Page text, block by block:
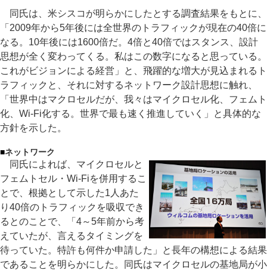
同氏は、米シスコが明らかにしたとする調査結果をもとに、
「2009年から5年後には全世界のトラフィックが現在の40倍に
なる。10年後には1600倍だ。4倍と40倍ではスタンス、設計
思想が全く変わってくる。私はこの数字になると思っている。
これがビジョンによる経営」と、飛躍的な増大が見込まれるト
ラフィックと、それに対するネットワーク設計思想に触れ、
「世界中はマクロセルだが、我々はマイクロセル化、フェムト
化、Wi-Fi化する。世界で最も速く推進していく」と具体的な
方針を示した。
■ネットワーク
同氏によれば、マイクロセルと
フェムトセル・Wi-Fiを併用するこ
とで、根拠として示した1人あた
り40倍のトラフィックを吸収でき
るとのことで、「4～5年前から考
えていたが、言えるタイミングを
待っていた。特許も何件か申請した」と長年の構想による結果
であることを明らかにした。同氏はマイクロセルの基地局が小